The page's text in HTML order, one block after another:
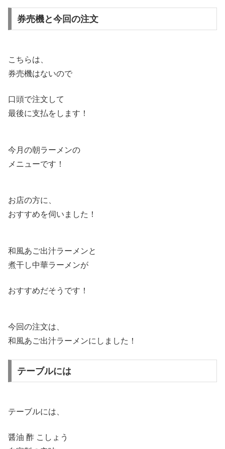
券売機と今回の注文
こちらは、
券売機はないので
口頭で注文して
最後に支払をします！
今月の朝ラーメンの
メニューです！
お店の方に、
おすすめを伺いました！
和風あご出汁ラーメンと
煮干し中華ラーメンが
おすすめだそうです！
今回の注文は、
和風あご出汁ラーメンにしました！
テーブルには
テーブルには、
醤油 酢 こしょう